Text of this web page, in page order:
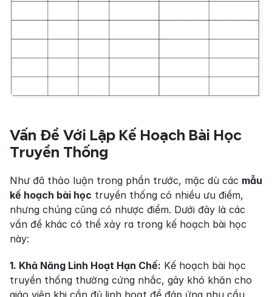
Vấn Đề Với Lập Kế Hoạch Bài Học
Truyền Thống
Như đã thảo luận trong phần trước, mặc dù các mẫu
kế hoạch bài học truyền thống có nhiều ưu điểm,
nhưng chúng cũng có nhược điểm. Dưới đây là các
vấn đề khác có thể xảy ra trong kế hoạch bài học
này:
1. Khả Năng Linh Hoạt Hạn Chế: Kế hoạch bài học
truyền thống thường cứng nhắc, gây khó khăn cho
giáo viên khi cần đủ linh hoạt để đáp ứng nhu cầu